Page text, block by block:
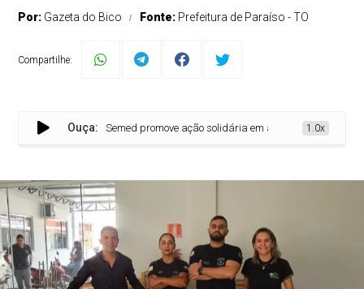
Por: Gazeta do Bico Fonte: Prefeitura de Paraíso - TO
Compartilhe:
Ouça:
de Paraíso e Semed promove ação solidária em apoio ao Hospital de
1.0x